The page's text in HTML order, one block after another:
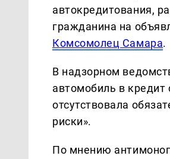
автокредитования,
гражданина на
Комсомолец Самара.
В надзорном
автомобиль в
отсутствовала
риски».
По мнению